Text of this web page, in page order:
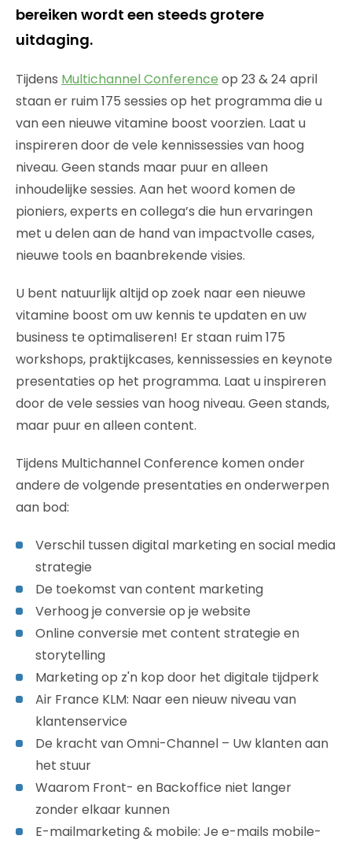
bereiken wordt een steeds grotere
uitdaging.
Tijdens Multichannel Conference op 23 & 24 april
staan er ruim 175 sessies op het programma die u
van een nieuwe vitamine boost voorzien. Laat u
inspireren door de vele kennissessies van hoog
niveau. Geen stands maar puur en alleen
inhoudelijke sessies. Aan het woord komen de
pioniers, experts en collega’s die hun ervaringen
met u delen aan de hand van impactvolle cases,
nieuwe tools en baanbrekende visies.
U bent natuurlijk altijd op zoek naar een nieuwe
vitamine boost om uw kennis te updaten en uw
business te optimaliseren! Er staan ruim 175
workshops, praktijkcases, kennissessies en keynote
presentaties op het programma. Laat u inspireren
door de vele sessies van hoog niveau. Geen stands,
maar puur en alleen content.
Tijdens Multichannel Conference komen onder
andere de volgende presentaties en onderwerpen
aan bod:
Verschil tussen digital marketing en social media
strategie
De toekomst van content marketing
Verhoog je conversie op je website
Online conversie met content strategie en
storytelling
Marketing op z'n kop door het digitale tijdperk
Air France KLM: Naar een nieuw niveau van
klantenservice
De kracht van Omni-Channel – Uw klanten aan
het stuur
Waarom Front- en Backoffice niet langer
zonder elkaar kunnen
E-mailmarketing & mobile: Je e-mails mobile-